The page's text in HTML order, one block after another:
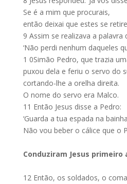
Se é a mim que procurais,
então deixai que estes se
9 Assim se realizava a palavra
‘Não perdi nenhum daqueles
1 0Simão Pedro, que trazia
puxou dela e feriu o servo do
cortando-lhe a orelha direita.
O nome do servo era Malco.
11 Então Jesus disse a Pedro:
‘Guarda a tua espada na
Não vou beber o cálice que o
Conduziram Jesus primeiro
12 Então, os soldados, o